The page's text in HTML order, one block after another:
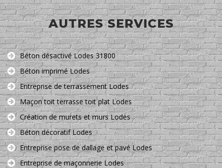
AUTRES SERVICES
Béton désactivé Lodes 31800
Béton imprimé Lodes
Entreprise de terrassement Lodes
Maçon toit terrasse toit plat Lodes
Création de murets et murs Lodes
Béton décoratif Lodes
Entreprise pose de dallage et pavé Lodes
Entreprise de maçonnerie Lodes